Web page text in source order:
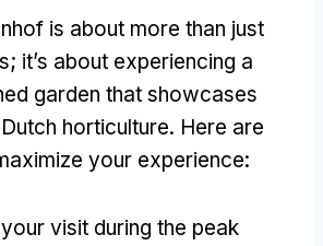
is about more than just
; it’s about experiencing a
garden that showcases
horticulture. Here are
your experience:
visit during the peak